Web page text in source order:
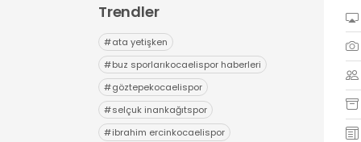
Trendler
#ata yetişken
#buz sporlarıkocaelispor haberleri
#göztepekocaelispor
#selçuk inankağıtspor
#ibrahim ercinkocaelispor